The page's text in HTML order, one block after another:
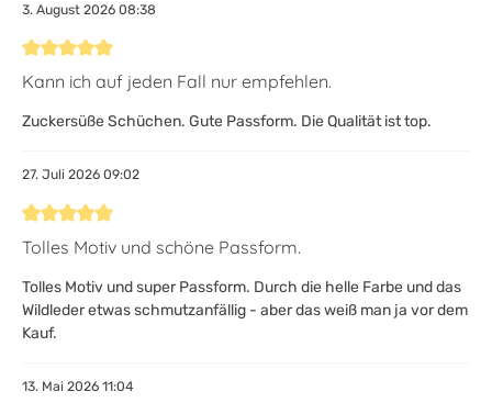
3. August 2026 08:38
Bewertung mit 5 von 5 Sternen
Kann ich auf jeden Fall nur empfehlen.
Zuckersüße Schüchen. Gute Passform. Die Qualität ist top.
27. Juli 2026 09:02
Bewertung mit 5 von 5 Sternen
Tolles Motiv und schöne Passform.
Tolles Motiv und super Passform. Durch die helle Farbe und das
Wildleder etwas schmutzanfällig - aber das weiß man ja vor dem
Kauf.
13. Mai 2026 11:04